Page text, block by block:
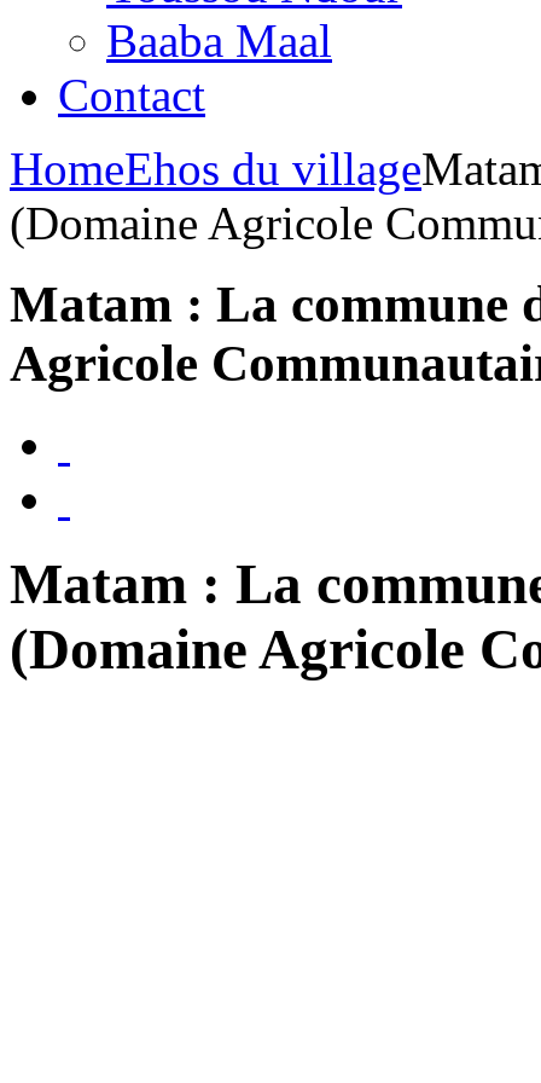
Baaba Maal
Contact
HomeEhos du village
(Domaine Agricole
Matam : La commune
Agricole
Matam : La
(Domaine Agricole